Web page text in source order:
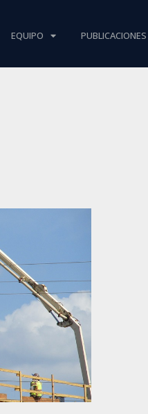
EQUIPO PUBLICACIONES